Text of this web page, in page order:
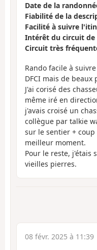
Date de la
Fiabilité de la
Facilité à suivre
Intérêt du circuit de
Circuit très
Rando facile à
DFCI mais de
J'ai corisé des
même iré en
j'avais croisé un
collègue par talkie
sur le sentier +
meilleur moment.
Pour le reste, j'étais
vieilles pierres.
08 févr. 2025 à 11:39